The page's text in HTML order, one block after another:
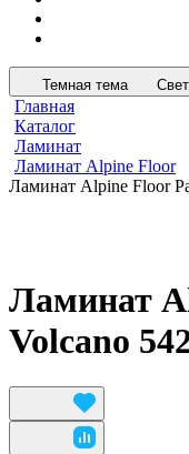
Темная тема
Главная
Каталог
Ламинат
Ламинат Alpine Floor
Ламинат Alpine Floor
Ламинат
Volcano